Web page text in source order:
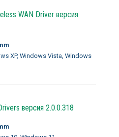
WAN Driver версия
XP, Windows Vista, Windows
версия 2.0.0.318